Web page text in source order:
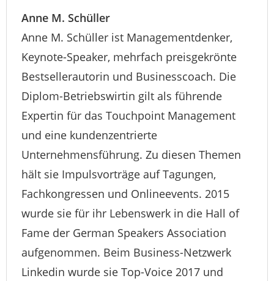
Anne M. Schüller
Anne M. Schüller ist Managementdenker,
Keynote-Speaker, mehrfach preisgekrönte
Bestsellerautorin und Businesscoach. Die
Diplom-Betriebswirtin gilt als führende
Expertin für das Touchpoint Management
und eine kundenzentrierte
Unternehmensführung. Zu diesen Themen
hält sie Impulsvorträge auf Tagungen,
Fachkongressen und Onlineevents. 2015
wurde sie für ihr Lebenswerk in die Hall of
Fame der German Speakers Association
aufgenommen. Beim Business-Netzwerk
Linkedin wurde sie Top-Voice 2017 und